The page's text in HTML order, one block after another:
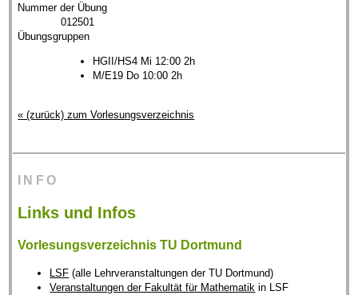
Nummer der Übung
012501
Übungsgruppen
HGII/HS4 Mi 12:00 2h
M/E19 Do 10:00 2h
« (zurück) zum Vorlesungsverzeichnis
INFO
Links und Infos
Vorlesungsverzeichnis TU Dortmund
LSF (alle Lehrveranstaltungen der TU Dortmund)
Veranstaltungen der Fakultät für Mathematik in LSF